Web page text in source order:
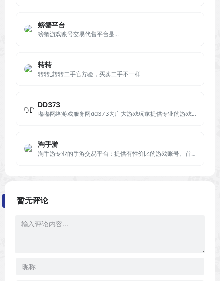
螃蟹平台
螃蟹游戏账号交易代售平台是...
转转
转转_转转二手官方验，买卖二手不一样
DD373
嘟嘟网络游戏服务网dd373为广大游戏玩家提供专业的游戏币、账号、装备、点券等交易服务，是国内专业安全便捷的游戏交易平台，游戏交易就上dd373.com！
淘手游
淘手游专业的手游交易平台：提供有性价比的游戏账号、首充号、金币、装备、道具、手游代充等服务，自由买卖，担保寄售交易，安全便捷！淘手游交易平台。
暂无评论